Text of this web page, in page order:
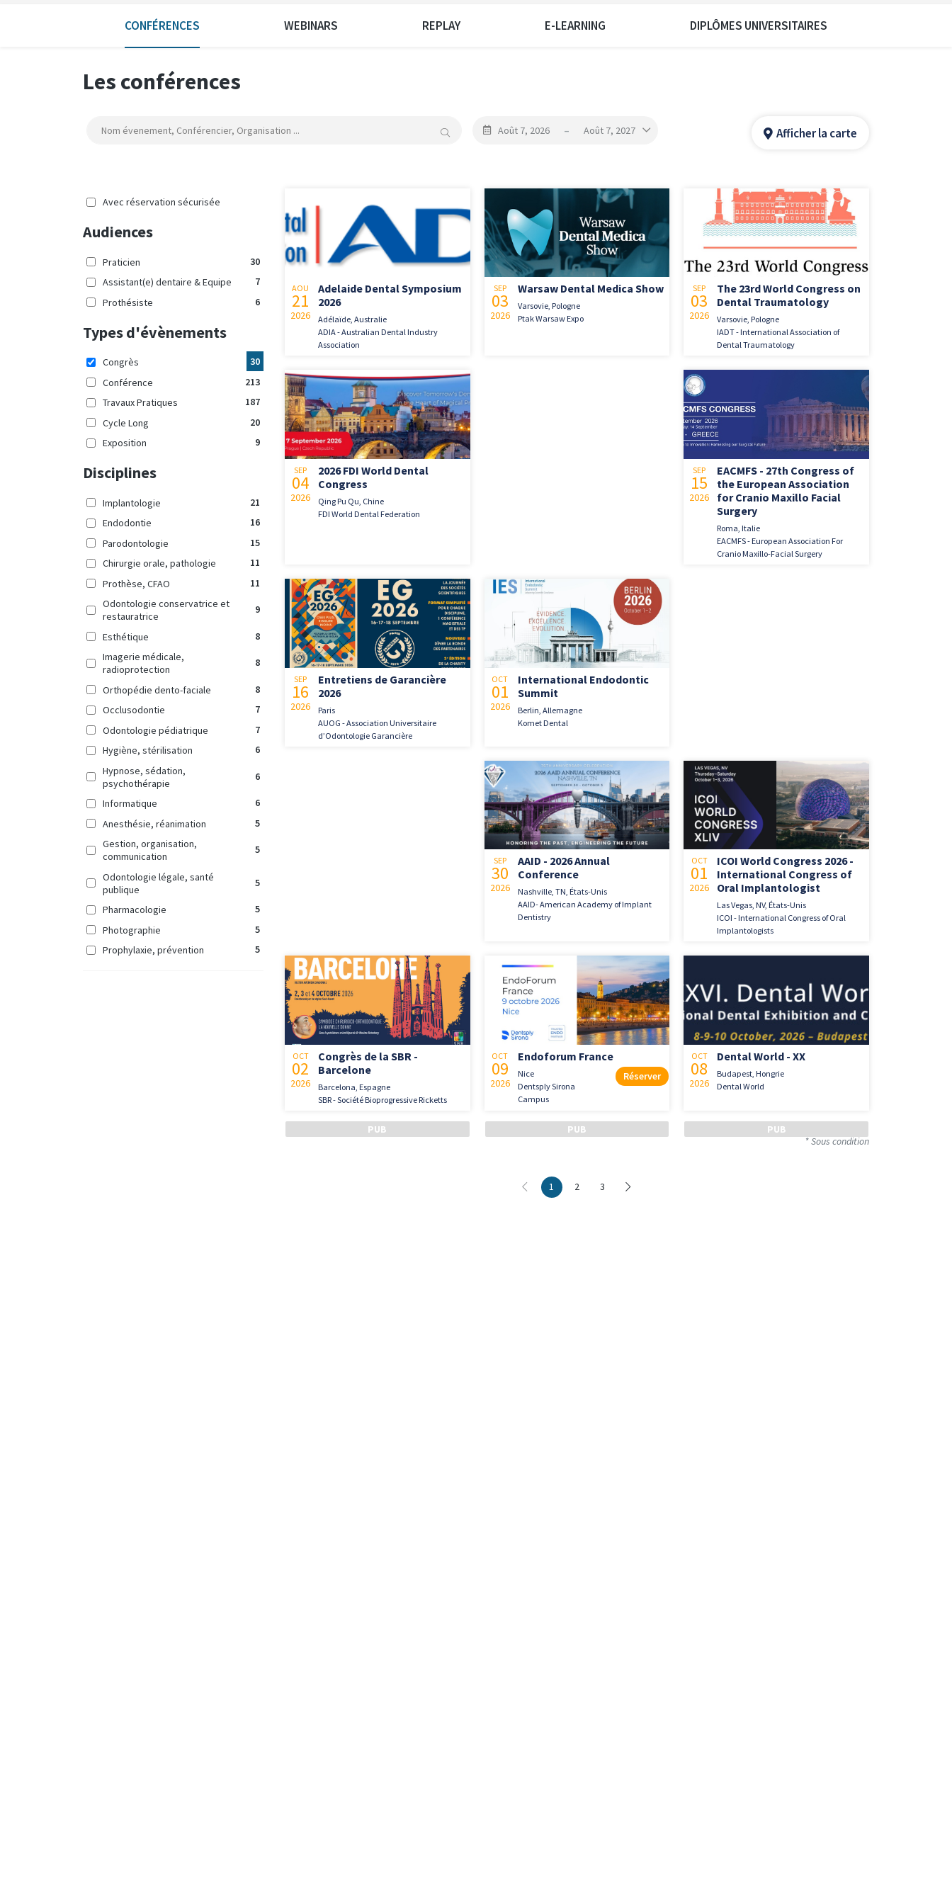
CONFÉRENCES WEBINARS REPLAY E-LEARNING DIPLÔMES UNIVERSITAIRES
Les conférences
Août 7, 2026 – Août 7, 2027 Afficher la carte
Avec réservation sécurisée
Audiences
Praticien
30
Assistant(e) dentaire & Equipe
7
Prothésiste
6
Types d'évènements
Congrès
30
Conférence
213
Travaux Pratiques
187
Cycle Long
20
Exposition
9
Disciplines
Implantologie
21
Endodontie
16
Parodontologie
15
Chirurgie orale, pathologie
11
Prothèse, CFAO
11
Odontologie conservatrice et
restauratrice
9
Esthétique
8
Imagerie médicale,
radioprotection
8
Orthopédie dento-faciale
8
Occlusodontie
7
Odontologie pédiatrique
7
Hygiène, stérilisation
6
Hypnose, sédation,
psychothérapie
6
Informatique
6
Anesthésie, réanimation
5
Gestion, organisation,
communication
5
Odontologie légale, santé
publique
5
Pharmacologie
5
Photographie
5
Prophylaxie, prévention
5
AOU
21
2026
Adelaide Dental Symposium
2026
Adélaïde, Australie
ADIA - Australian Dental Industry
Association
SEP
03
2026
Warsaw Dental Medica Show
Varsovie, Pologne
Ptak Warsaw Expo
SEP
03
2026
The 23rd World Congress on
Dental Traumatology
Varsovie, Pologne
IADT - International Association of
Dental Traumatology
SEP
04
2026
2026 FDI World Dental
Congress
Qing Pu Qu, Chine
FDI World Dental Federation
SEP
15
2026
EACMFS - 27th Congress of
the European Association
for Cranio Maxillo Facial
Surgery
Roma, Italie
EACMFS - European Association For
Cranio Maxillo-Facial Surgery
SEP
16
2026
Entretiens de Garancière
2026
Paris
AUOG - Association Universitaire
d’Odontologie Garancière
OCT
01
2026
International Endodontic
Summit
Berlin, Allemagne
Komet Dental
SEP
30
2026
AAID - 2026 Annual
Conference
Nashville, TN, États-Unis
AAID- American Academy of Implant
Dentistry
OCT
01
2026
ICOI World Congress 2026 -
International Congress of
Oral Implantologist
Las Vegas, NV, États-Unis
ICOI - International Congress of Oral
Implantologists
OCT
02
2026
Congrès de la SBR -
Barcelone
Barcelona, Espagne
SBR - Société Bioprogressive Ricketts
OCT
09
2026
Endoforum France
Nice
Dentsply Sirona
Campus
Réserver
OCT
08
2026
Dental World - XX
Budapest, Hongrie
Dental World
* Sous condition
1 2 3